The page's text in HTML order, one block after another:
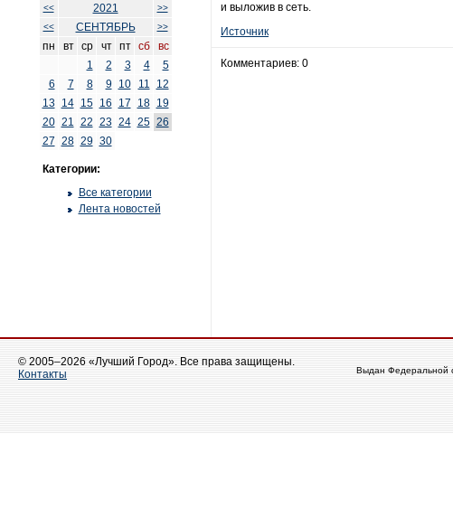
<< 2021
>>
<<
СЕНТЯБРЬ >>
пн вт ср чт пт сб
вс
1
2 3 4
5
6
7 8 9 10 11
12
13
14 15 16 17 18
19
20 21 22 23 24 25 26
27 28 29 30
Категории:
Все категории
Лента новостей
и выложив в сеть.
Источник
Комментариев: 0
© 2005–2026 «Лучший Город». Все права защищены.
Контакты
Выдан Федеральной